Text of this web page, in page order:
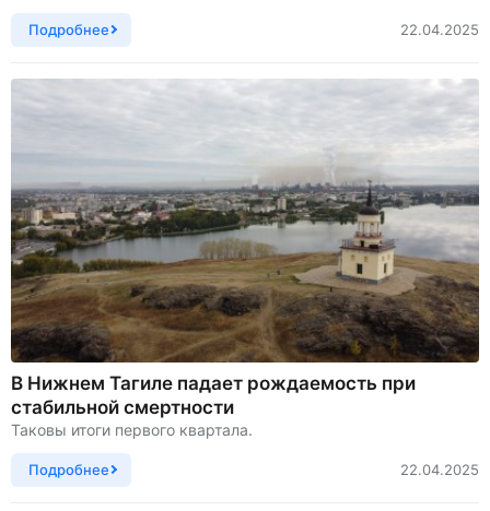
Подробнее 22.04.2025
В Нижнем Тагиле падает рождаемость при
стабильной смертности
Таковы итоги первого квартала.
Подробнее 22.04.2025